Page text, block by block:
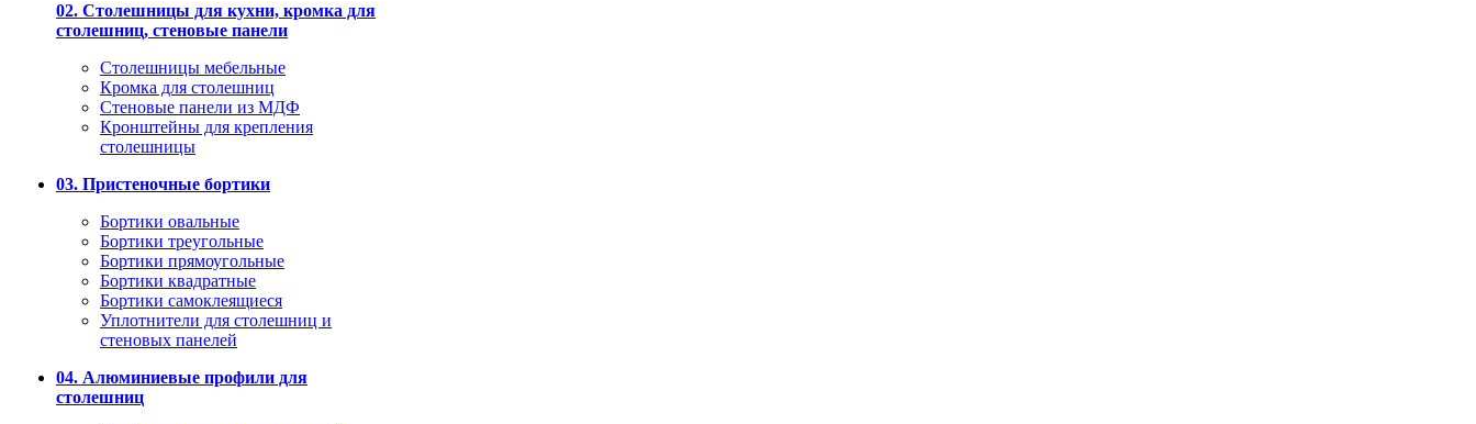
02. Столешницы для кухни, кромка для
столешниц, стеновые панели
Столешницы мебельные
Кромка для столешниц
Стеновые панели из МДФ
Кронштейны для крепления
столешницы
03. Пристеночные бортики
Бортики овальные
Бортики треугольные
Бортики прямоугольные
Бортики квадратные
Бортики самоклеящиеся
Уплотнители для столешниц и
стеновых панелей
04. Алюминиевые профили для
столешниц